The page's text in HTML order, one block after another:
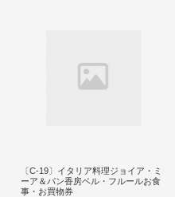
〔C-19〕イタリア料理ジョイア・ミ
ーア＆パン香房ベル・フルールお食
事・お買物券